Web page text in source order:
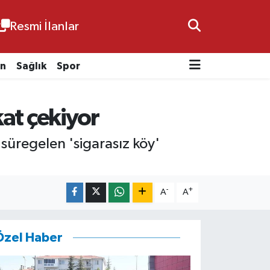
Resmi İlanlar
Sağlık Spor
çekiyor
'sigarasız köy'
A- A+
Haber